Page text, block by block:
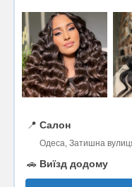
📍 Салон
Одеса, Затишна
🚗 Виїзд додому